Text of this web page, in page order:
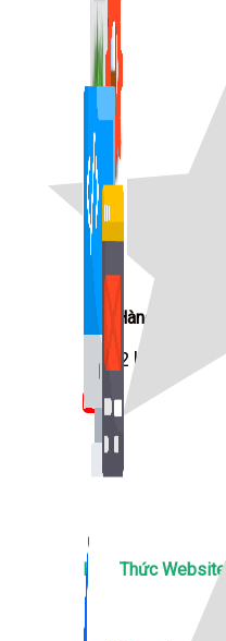
Bán Hàng Online
2,632 bài viết
New
Kiến Thức Website